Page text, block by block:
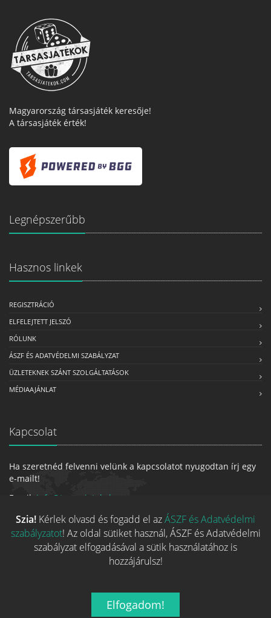
Magyarország társasjáték keresője!
A társasjáték érték!
Legnépszerűbb
Hasznos linkek
REGISZTRÁCIÓ
ELFELEJTETT JELSZÓ
RÓLUNK
ÁSZF ÉS ADATVÉDELMI SZABÁLYZAT
ÜZLETEKNEK SZÁNT SZOLGÁLTATÁSOK
MÉDIAAJÁNLAT
Kapcsolat
Ha szeretnéd felvenni velünk a kapcsolatot nyugodtan írj egy
e-mailt!
Email: info@tarsasjatekok.com
2026 © Minden jog fenntarva.A játékokhoz kapcsolódó adatok
Szia! Kérlek olvasd és fogadd el azÁSZF és Adatvédelmi
szabályzatot! Az oldal sütiket használ, ÁSZF és Adatvédelmi
szabályzat elfogadásával a sütik használatához is
hozzájárulsz!
Elfogadom!